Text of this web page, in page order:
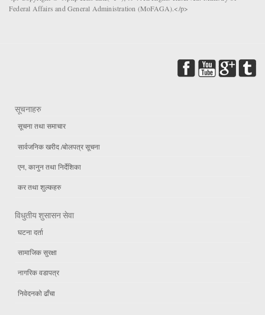
Federal Affairs and General Administration (MoFAGA).</p>
सूचनाहरु
सूचना तथा समाचार
सार्वजनिक खरीद /बोलपत्र सूचना
एन, कानुन तथा निर्देशिका
कर तथा शुल्कहरु
विधुतीय शुसासन सेवा
घटना दर्ता
सामाजिक सुरक्षा
नागरिक वडापत्र
निवेदनको ढाँचा